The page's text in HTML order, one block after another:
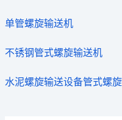
单管螺旋输送机
不锈钢管式螺旋输送机
水泥螺旋输送设备管式螺